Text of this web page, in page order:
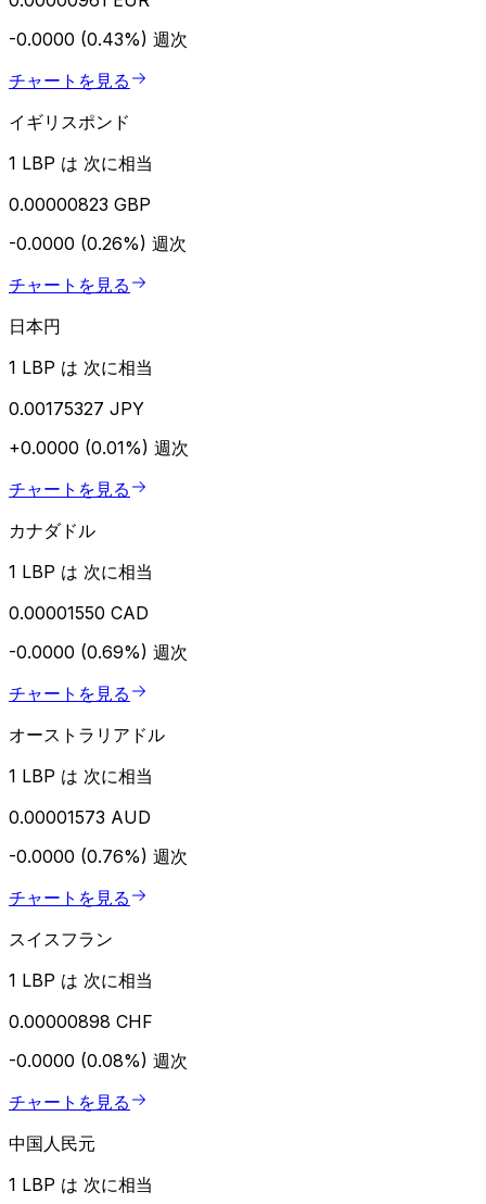
-0.0000 (0.43%) 週次
チャートを見る
イギリスポンド
1 LBP は 次に相当
0.00000823 GBP
-0.0000 (0.26%) 週次
チャートを見る
日本円
1 LBP は 次に相当
0.00175327 JPY
+0.0000 (0.01%) 週次
チャートを見る
カナダドル
1 LBP は 次に相当
0.00001550 CAD
-0.0000 (0.69%) 週次
チャートを見る
オーストラリアドル
1 LBP は 次に相当
0.00001573 AUD
-0.0000 (0.76%) 週次
チャートを見る
スイスフラン
1 LBP は 次に相当
0.00000898 CHF
-0.0000 (0.08%) 週次
チャートを見る
中国人民元
1 LBP は 次に相当